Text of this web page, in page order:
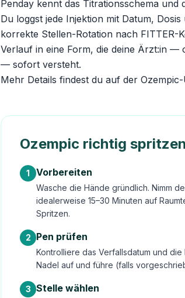
Penday kennt das Titrationsschema
Du loggst jede Injektion mit Datum,
korrekte Stellen-Rotation nach
Verlauf in eine Form, die deine Ärzt:in —
— sofort versteht.
Mehr Details findest du auf der
Ozempic richtig
1 Vorbereiten
Wasche die Hände gründlich. Nimm
idealerweise 15–30 Minuten auf
Spritzen.
2 Pen prüfen
Kontrolliere das Verfallsdatum und
Nadel auf und führe (falls
3 Stelle wählen